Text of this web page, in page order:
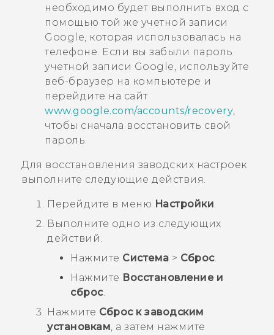
необходимо будет выполнить вход с
помощью той же учетной записи
Google, которая использовалась на
телефоне. Если вы забыли пароль
учетной записи Google, используйте
веб-браузер на компьютере и
перейдите на сайт
www.google.com/accounts/recovery,
чтобы сначала восстановить свой
пароль.
Для восстановления заводских настроек
выполните следующие действия.
Перейдите в меню Настройки.
Выполните одно из следующих
действий.
Нажмите Система > Сброс.
Нажмите Восстановление и
сброс.
Нажмите Сброс к заводским
установкам, а затем нажмите